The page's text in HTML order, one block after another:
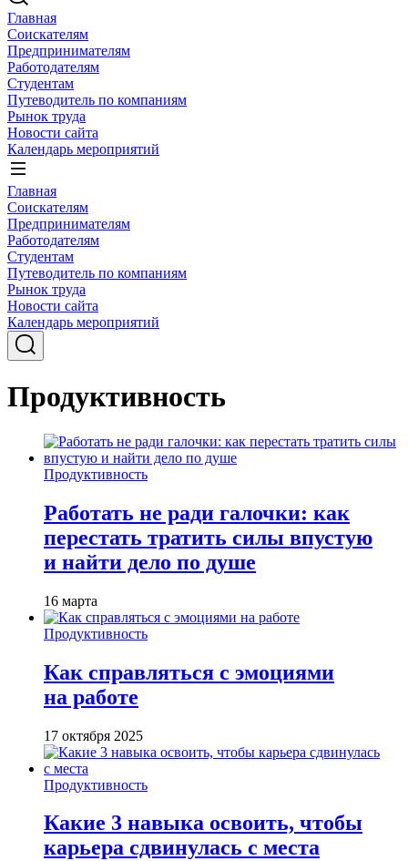
Главная
Соискателям
Предпринимателям
Работодателям
Студентам
Путеводитель по компаниям
Рынок труда
Новости сайта
Календарь мероприятий
Главная
Соискателям
Предпринимателям
Работодателям
Студентам
Путеводитель по компаниям
Рынок труда
Новости сайта
Календарь мероприятий
Продуктивность
Продуктивность
Работать не ради галочки: как
перестать тратить силы впустую
и найти дело по душе
16 марта
Продуктивность
Как справляться с эмоциями
на работе
17 октября 2025
Продуктивность
Какие 3 навыка освоить, чтобы
карьера сдвинулась с места